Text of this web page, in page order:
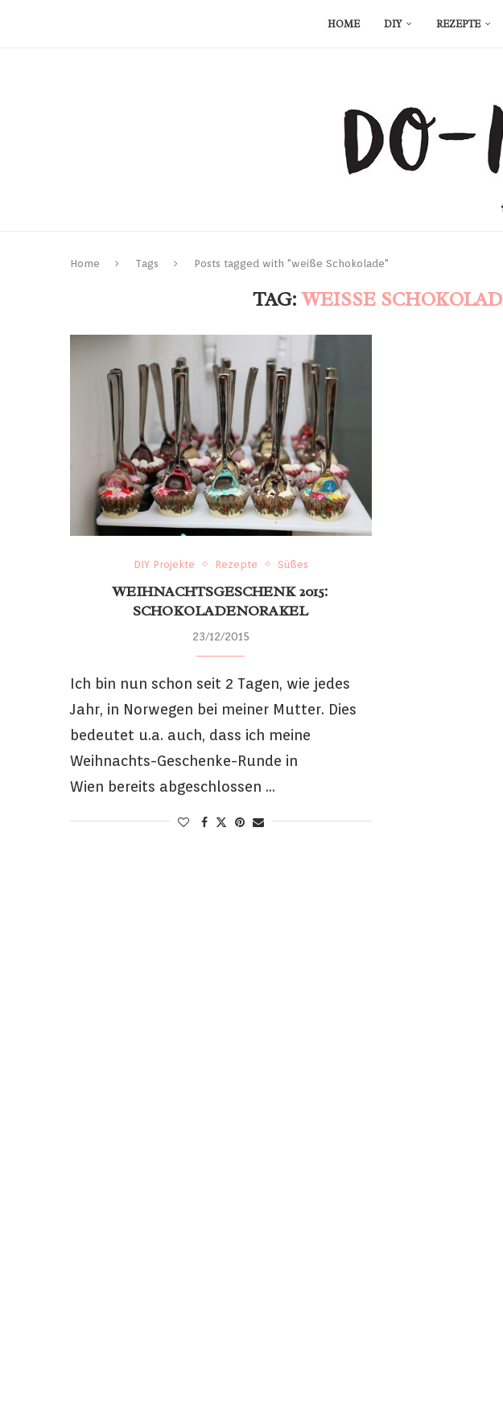
HOME DIY REZEPTE
Home Tags Posts tagged with "weiße Schokolade"
TAG:WEISSE SCHOKOLADE
DIY Projekte Rezepte Süßes
WEIHNACHTSGESCHENK 2015:
SCHOKOLADENORAKEL
23/12/2015
Ich bin nun schon seit 2 Tagen, wie jedes
Jahr, in Norwegen bei meiner Mutter. Dies
bedeutet u.a. auch, dass ich meine
Weihnachts-Geschenke-Runde in
Wien bereits abgeschlossen …